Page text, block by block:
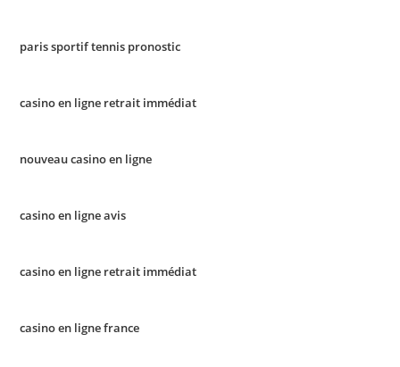
paris sportif tennis pronostic
casino en ligne retrait immédiat
nouveau casino en ligne
casino en ligne avis
casino en ligne retrait immédiat
casino en ligne france